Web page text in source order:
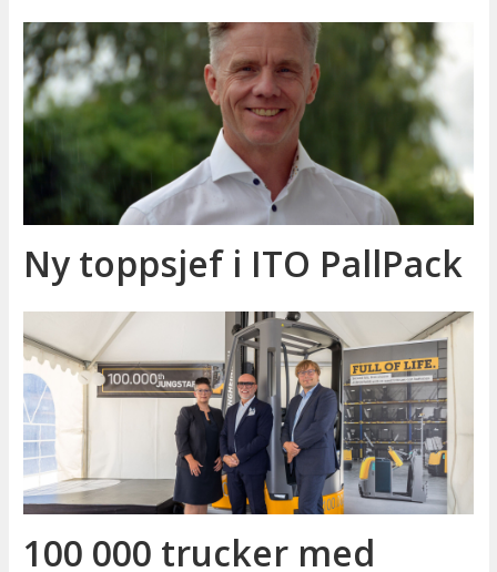
Ny toppsjef i ITO PallPack
100 000 trucker med